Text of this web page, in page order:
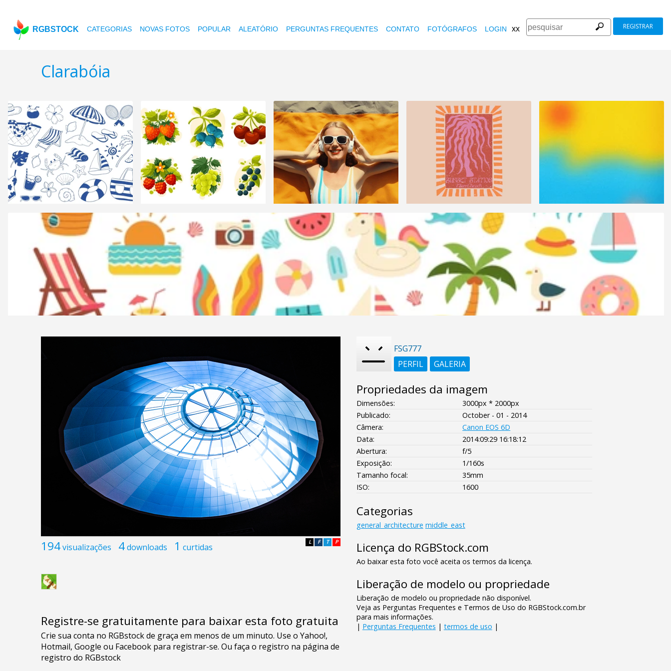
RGBSTOCK CATEGORIAS NOVAS FOTOS POPULAR ALEATÓRIO PERGUNTAS FREQUENTES CONTATO FOTÓGRAFOS LOGIN xx REGISTRAR
Clarabóia
194visualizações 4downloads 1 curtidas P
T
F
L
Registre-se gratuitamente para baixar esta foto gratuita
FSG777
PERFIL
GALERIA
Propriedades da imagem
Dimensões:
3000px * 2000px
Publicado:
October - 01 - 2014
Câmera:
Canon EOS 6D
Data:
2014:09:29 16:18:12
Abertura:
f/5
Exposição:
1/160s
Tamanho focal:
35mm
ISO:
1600
Categorias
general_architecture middle_east
Licença do RGBStock.com
Ao baixar esta foto você aceita os termos da licença.
Liberação de modelo ou propriedade
Liberação de modelo ou propriedade não disponível.
Veja as Perguntas Frequentes e Termos de Uso do RGBStock.com.br
para mais informações.
| Perguntas Frequentes | termos de uso |